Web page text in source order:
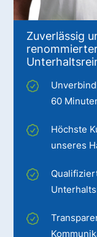
Zuverlässig
60
Höchste
unseres